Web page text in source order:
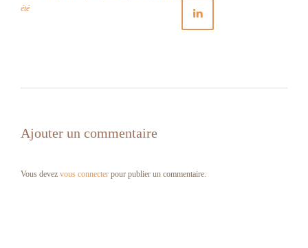
été
Ajouter un commentaire
Vous devez vous connecter pour publier un commentaire.